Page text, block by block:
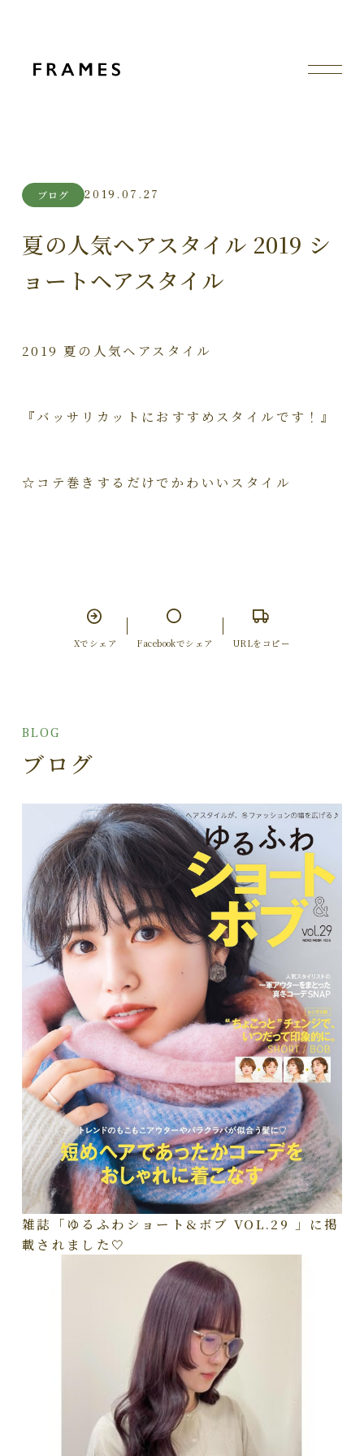
ブログ 2019.07.27
夏の人気ヘアスタイル 2019 シ
ョートヘアスタイル
2019 夏の人気ヘアスタイル
『バッサリカットにおすすめスタイルです！』
☆コテ巻きするだけでかわいいスタイル
Xでシェア Facebookでシェア URLをコピー
BLOG
ブログ
雑誌「ゆるふわショート&ボブ VOL.29 」に掲
載されました🤍